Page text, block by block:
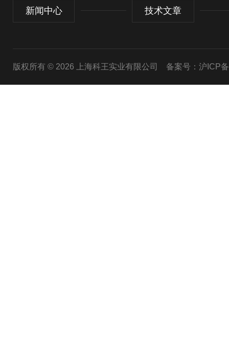
新闻中心 技术文章
版权所有 © 2026 上海科王实业有限公司 备案号：沪ICP